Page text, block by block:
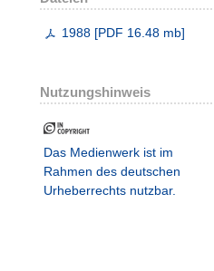
1988 [PDF 16.48 mb]
Nutzungshinweis
Das Medienwerk ist im
Rahmen des deutschen
Urheberrechts nutzbar.